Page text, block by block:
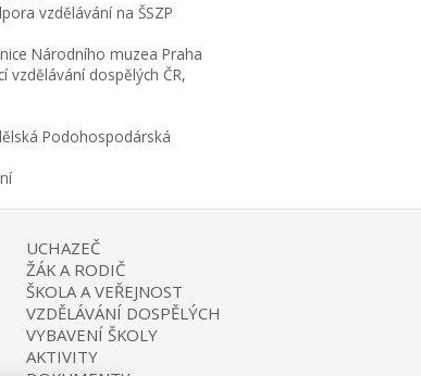
vzdělávání na ŠSZP
Národního muzea Praha
vzdělávání dospělých ČR,
Podohospodárská
UCHAZEČ
ŽÁK A RODIČ
ŠKOLA A VEŘEJNOST
VZDĚLÁVÁNÍ DOSPĚLÝCH
VYBAVENÍ ŠKOLY
AKTIVITY